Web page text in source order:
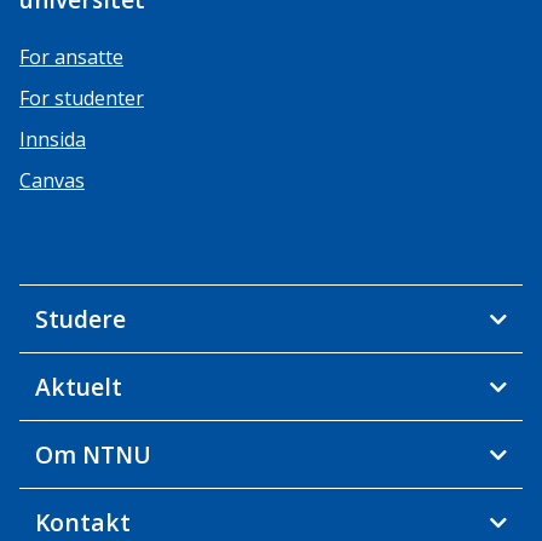
For ansatte
For studenter
Innsida
Canvas
Studere
Aktuelt
Om NTNU
Kontakt